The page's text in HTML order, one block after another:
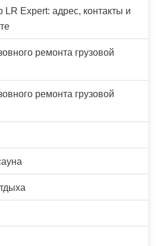
Expert: адрес, контакты и
ремонта грузовой
ремонта грузовой